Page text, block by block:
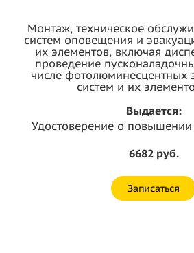
Монтаж, техническое
систем оповещения и
их элементов, включая
проведение
числе фотолюминесцентных
систем и их
Выдается:
Удостоверение о
6682 руб.
Записаться